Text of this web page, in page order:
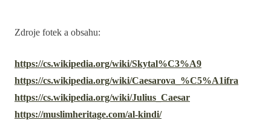
Zdroje fotek a obsahu:
https://cs.wikipedia.org/wiki/Skytal%C3%A9
https://cs.wikipedia.org/wiki/Caesarova_%C5%A1ifra
https://cs.wikipedia.org/wiki/Julius_Caesar
https://muslimheritage.com/al-kindi/